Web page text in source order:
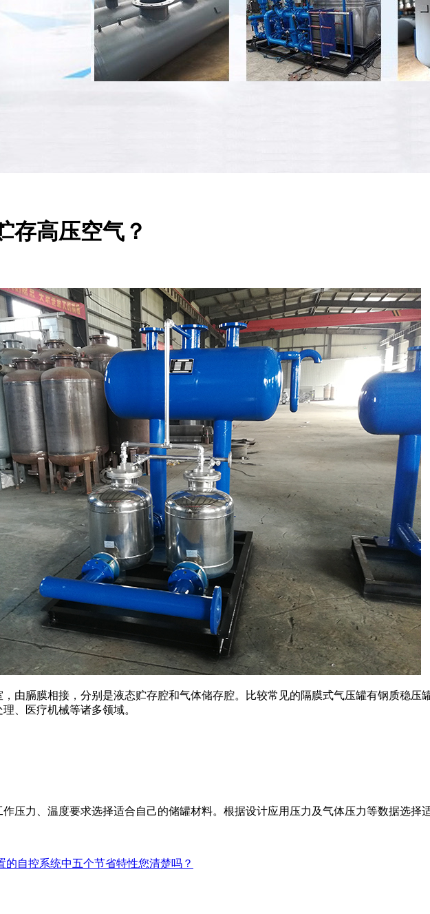
存高压空气？
由膈膜相接，分别是液态贮存腔和气体储存腔。比较常见的隔膜式气压罐有钢质稳压
、医疗机械等诸多领域。
压力、温度要求选择适合自己的储罐材料。根据设计应用压力及气体压力等数据选择
的自控系统中五个节省特性您清楚吗？